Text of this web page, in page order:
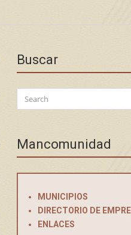
Buscar
Search
for:
Mancomunidad
MUNICIPIOS
DIRECTORIO DE
ENLACES